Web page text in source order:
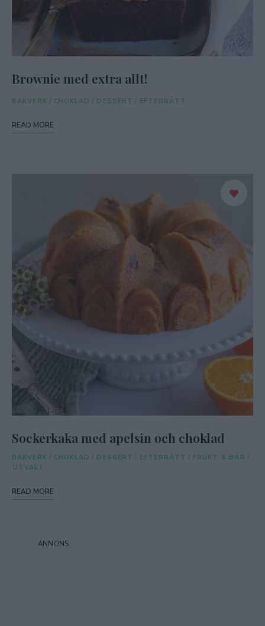
Brownie med extra allt!
BAKVERK / CHOKLAD / DESSERT / EFTERRÄTT
READ MORE
Sockerkaka med apelsin och choklad
BAKVERK / CHOKLAD / DESSERT / EFTERRÄTT / FRUKT & BÄR /
UTVALT
READ MORE